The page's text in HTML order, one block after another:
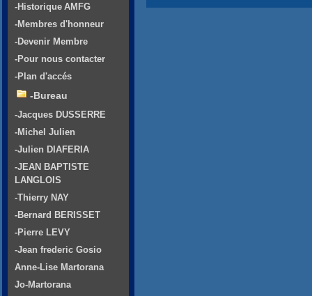
-Historique AMFG
-Membres d'honneur
-Devenir Membre
-Pour nous contacter
-Plan d'accés
-Bureau
-Jacques DUSSERRE
-Michel Julien
-Julien DIAFERIA
-JEAN BAPTISTE
LANGLOIS
-Thierry NAY
-Bernard BERISSET
-Pierre LEVY
-Jean frederic Gosio
Anne-Lise Martorana
Jo-Martorana